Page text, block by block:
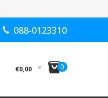
088-0123310
€0,00 I0